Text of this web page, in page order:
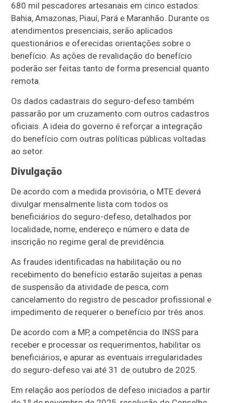
680 mil pescadores artesanais em cinco estados:
Bahia, Amazonas, Piauí, Pará e Maranhão. Durante os
atendimentos presenciais, serão aplicados
questionários e oferecidas orientações sobre o
benefício. As ações de revalidação do benefício
poderão ser feitas tanto de forma presencial quanto
remota.
Os dados cadastrais do seguro-defeso também
passarão por um cruzamento com outros cadastros
oficiais. A ideia do governo é reforçar a integração
do benefício com outras políticas públicas voltadas
ao setor.
Divulgação
De acordo com a medida provisória, o MTE deverá
divulgar mensalmente lista com todos os
beneficiários do seguro-defeso, detalhados por
localidade, nome, endereço e número e data de
inscrição no regime geral de previdência.
As fraudes identificadas na habilitação ou no
recebimento do benefício estarão sujeitas a penas
de suspensão da atividade de pesca, com
cancelamento do registro de pescador profissional e
impedimento de requerer o benefício por três anos.
De acordo com a MP, a competência do INSS para
receber e processar os requerimentos, habilitar os
beneficiários, e apurar as eventuais irregularidades
do seguro-defeso vai até 31 de outubro de 2025.
Em relação aos períodos de defeso iniciados a partir